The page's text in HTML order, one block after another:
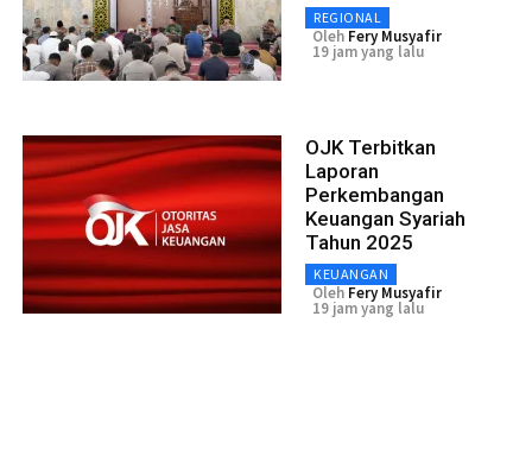
REGIONAL
Oleh Fery Musyafir
19 jam yang lalu
OJK Terbitkan
Laporan
Perkembangan
Keuangan Syariah
Tahun 2025
KEUANGAN
Oleh Fery Musyafir
19 jam yang lalu